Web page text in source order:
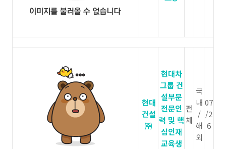
현대
건설
㈜
현대차
그룹 건
설부문
전문인
력 및 핵
심인재
교육생
전
체
국
내
/
해
외
07
/2
6